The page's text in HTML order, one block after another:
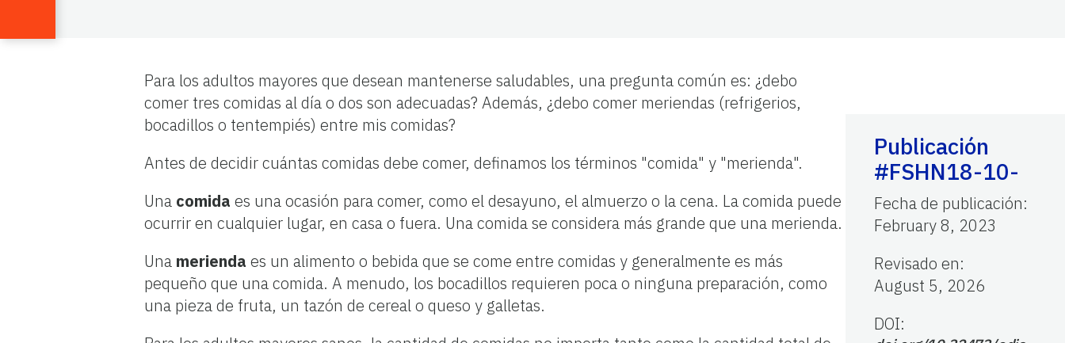
Para los adultos mayores que desean mantenerse saludables, una pregunta común es: ¿debo
comer tres comidas al día o dos son adecuadas? Además, ¿debo comer meriendas (refrigerios,
bocadillos o tentempiés) entre mis comidas?
Antes de decidir cuántas comidas debe comer, definamos los términos "comida" y "merienda".
Una comida es una ocasión para comer, como el desayuno, el almuerzo o la cena. La comida puede
ocurrir en cualquier lugar, en casa o fuera. Una comida se considera más grande que una merienda.
Una merienda es un alimento o bebida que se come entre comidas y generalmente es más
pequeño que una comida. A menudo, los bocadillos requieren poca o ninguna preparación, como
una pieza de fruta, un tazón de cereal o queso y galletas.
Publicación
#FSHN18-10-
Fecha de publicación:
February 8, 2023
Revisado en:
August 5, 2026
DOI: